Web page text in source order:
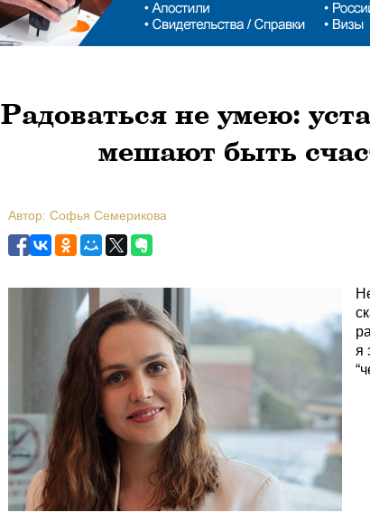
Радоваться не умею:
мешают быть
Автор: Софья Семерикова
я